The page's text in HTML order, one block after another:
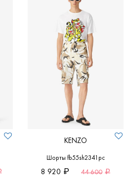
KENZO
Шорты fb55sh2341pc
8 920 44 600